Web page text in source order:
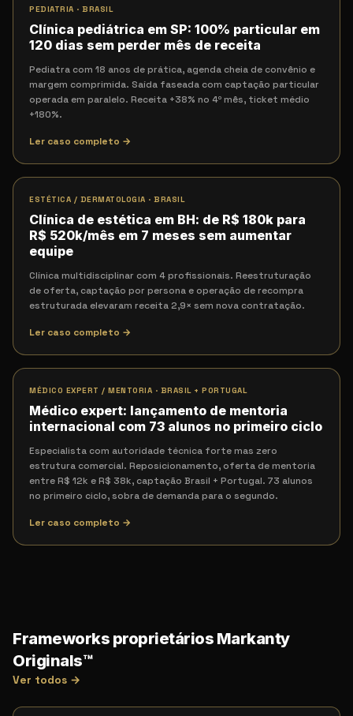
PEDIATRIA · BRASIL
Clínica pediátrica em SP: 100% particular em
120 dias sem perder mês de receita
Pediatra com 18 anos de prática, agenda cheia de convênio e
margem comprimida. Saída faseada com captação particular
operada em paralelo. Receita +38% no 4º mês, ticket médio
+180%.
Ler caso completo →
ESTÉTICA / DERMATOLOGIA · BRASIL
Clínica de estética em BH: de R$ 180k para
R$ 520k/mês em 7 meses sem aumentar
equipe
Clínica multidisciplinar com 4 profissionais. Reestruturação
de oferta, captação por persona e operação de recompra
estruturada elevaram receita 2,9× sem nova contratação.
Ler caso completo →
MÉDICO EXPERT / MENTORIA · BRASIL + PORTUGAL
Médico expert: lançamento de mentoria
internacional com 73 alunos no primeiro ciclo
Especialista com autoridade técnica forte mas zero
estrutura comercial. Reposicionamento, oferta de mentoria
entre R$ 12k e R$ 38k, captação Brasil + Portugal. 73 alunos
no primeiro ciclo, sobra de demanda para o segundo.
Ler caso completo →
Frameworks proprietários Markanty
Originals™
Ver todos →